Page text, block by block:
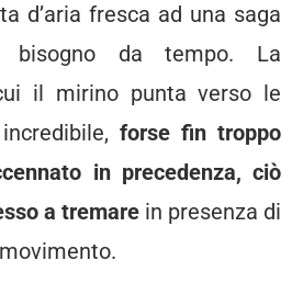
d’aria fresca ad una saga
bisogno da tempo. La
il mirino punta verso le
forse fin troppo
in precedenza, ciò
a tremare in presenza di